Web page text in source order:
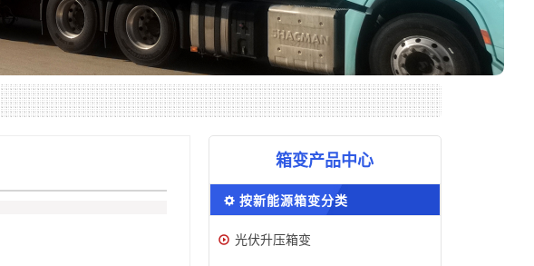
箱变产品中心
按新能源箱变分类
光伏升压箱变